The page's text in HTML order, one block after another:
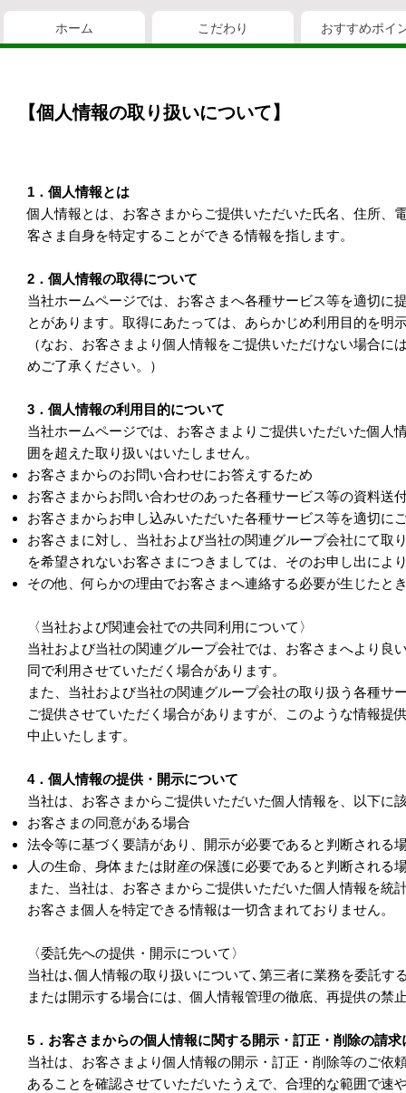
ホーム こだわり おすすめポイ
【個人情報の取り扱いについて】
1．個人情報とは
個人情報とは、お客さまからご提供いただいた氏名、住所、
客さま自身を特定することができる情報を指します。
2．個人情報の取得について
当社ホームページでは、お客さまへ各種サービス等を適切
とがあります。取得にあたっては、あらかじめ利用目的を明
（なお、お客さまより個人情報をご提供いただけない場合
めご了承ください。）
3．個人情報の利用目的について
当社ホームページでは、お客さまよりご提供いただいた個
囲を超えた取り扱いはいたしません。
お客さまからのお問い合わせにお答えするため
お客さまからお問い合わせのあった各種サービス等の資料送
お客さまからお申し込みいただいた各種サービス等を適切に
お客さまに対し、当社および当社の関連グループ会社にて
を希望されないお客さまにつきましては、そのお申し出によ
その他、何らかの理由でお客さまへ連絡する必要が生じたと
〈当社および関連会社での共同利用について〉
当社および当社の関連グループ会社では、お客さまへより
同で利用させていただく場合があります。
また、当社および当社の関連グループ会社の取り扱う各種
ご提供させていただく場合がありますが、このような情報
中止いたします。
4．個人情報の提供・開示について
当社は、お客さまからご提供いただいた個人情報を、以下
お客さまの同意がある場合
法令等に基づく要請があり、開示が必要であると判断される
人の生命、身体または財産の保護に必要であると判断される
また、当社は、お客さまからご提供いただいた個人情報を
お客さま個人を特定できる情報は一切含まれておりません。
〈委託先への提供・開示について〉
当社は､個人情報の取り扱いについて､第三者に業務を委託
または開示する場合には、個人情報管理の徹底、再提供の
5．お客さまからの個人情報に関する開示・訂正・削除の請求
当社は、お客さまより個人情報の開示・訂正・削除等のご
あることを確認させていただいたうえで、合理的な範囲で速